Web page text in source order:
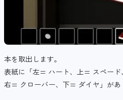
本を取出します。
表紙に「左= ハート、上= スペード、
右= クローバー、下= ダイヤ」があ